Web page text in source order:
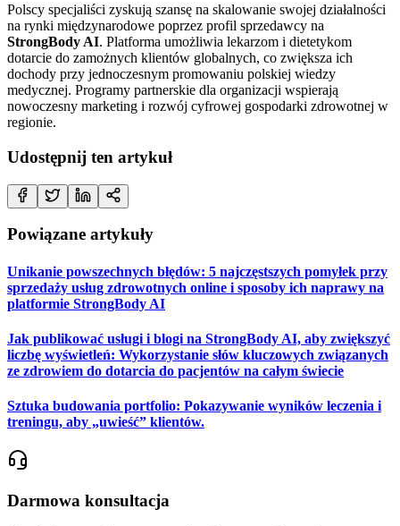
Polscy specjaliści zyskują szansę na skalowanie swojej działalności
na rynki międzynarodowe poprzez profil sprzedawcy na
StrongBody AI. Platforma umożliwia lekarzom i dietetykom
dotarcie do zamożnych klientów globalnych, co zwiększa ich
dochody przy jednoczesnym promowaniu polskiej wiedzy
medycznej. Programy partnerskie dla organizacji wspierają
nowoczesny marketing i rozwój cyfrowej gospodarki zdrowotnej w
regionie.
Udostępnij ten artykuł
Powiązane artykuły
Unikanie powszechnych błędów: 5 najczęstszych pomyłek przy
sprzedaży usług zdrowotnych online i sposoby ich naprawy na
platformie StrongBody AI
Jak publikować usługi i blogi na StrongBody AI, aby zwiększyć
liczbę wyświetleń: Wykorzystanie słów kluczowych związanych
ze zdrowiem do dotarcia do pacjentów na całym świecie
Sztuka budowania portfolio: Pokazywanie wyników leczenia i
treningu, aby „uwieść” klientów.
Darmowa konsultacja